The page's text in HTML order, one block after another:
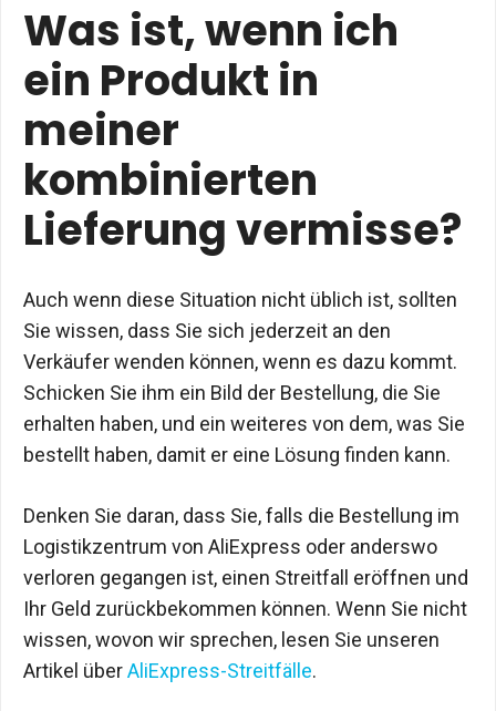
Was ist, wenn ich
ein Produkt in
meiner
kombinierten
Lieferung vermisse?
Auch wenn diese Situation nicht üblich ist, sollten
Sie wissen, dass Sie sich jederzeit an den
Verkäufer wenden können, wenn es dazu kommt.
Schicken Sie ihm ein Bild der Bestellung, die Sie
erhalten haben, und ein weiteres von dem, was Sie
bestellt haben, damit er eine Lösung finden kann.
Denken Sie daran, dass Sie, falls die Bestellung im
Logistikzentrum von AliExpress oder anderswo
verloren gegangen ist, einen Streitfall eröffnen und
Ihr Geld zurückbekommen können. Wenn Sie nicht
wissen, wovon wir sprechen, lesen Sie unseren
Artikel überAliExpress-Streitfälle.